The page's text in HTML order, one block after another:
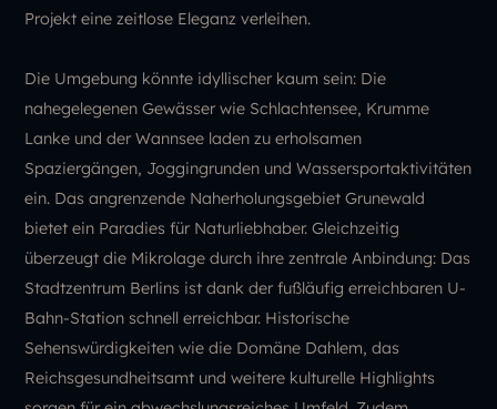
Projekt eine zeitlose Eleganz verleihen.
Die Umgebung könnte idyllischer kaum sein: Die
nahegelegenen Gewässer wie Schlachtensee, Krumme
Lanke und der Wannsee laden zu erholsamen
Spaziergängen, Joggingrunden und Wassersportaktivitäten
ein. Das angrenzende Naherholungsgebiet Grunewald
bietet ein Paradies für Naturliebhaber. Gleichzeitig
überzeugt die Mikrolage durch ihre zentrale Anbindung: Das
Stadtzentrum Berlins ist dank der fußläufig erreichbaren U-
Bahn-Station schnell erreichbar. Historische
Sehenswürdigkeiten wie die Domäne Dahlem, das
Reichsgesundheitsamt und weitere kulturelle Highlights